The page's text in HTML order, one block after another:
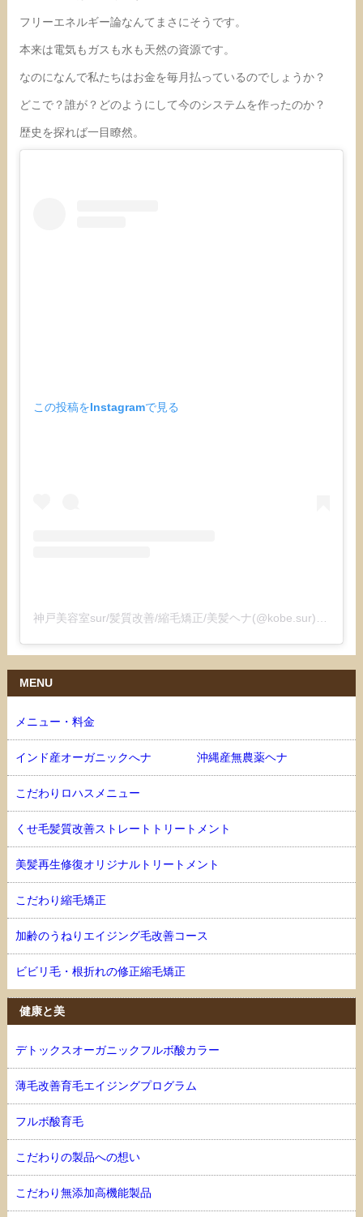
フリーエネルギー論なんてまさにそうです。
本来は電気もガスも水も天然の資源です。
なのになんで私たちはお金を毎月払っているのでしょうか？
どこで？誰が？どのようにして今のシステムを作ったのか？
歴史を探れば一目瞭然。
この投稿をInstagramで見る
MENU
メニュー・料金
インド産オーガニックへナ 沖縄産無農薬ヘナ
こだわりロハスメニュー
くせ毛髪質改善ストレートトリートメント
美髪再生修復オリジナルトリートメント
こだわり縮毛矯正
加齢のうねりエイジング毛改善コース
ビビリ毛・根折れの修正縮毛矯正
健康と美
デトックスオーガニックフルボ酸カラー
薄毛改善育毛エイジングプログラム
フルボ酸育毛
こだわりの製品への想い
こだわり無添加高機能製品